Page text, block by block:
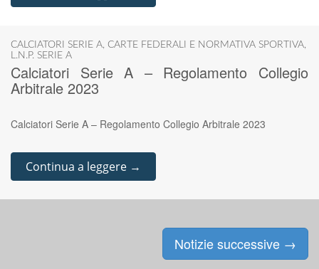
CALCIATORI SERIE A, CARTE FEDERALI E NORMATIVA SPORTIVA,
L.N.P. SERIE A
Calciatori Serie A – Regolamento Collegio
Arbitrale 2023
Calciatori Serie A – Regolamento Collegio Arbitrale 2023
Continua a leggere →
Posts navigationNotizie successive →